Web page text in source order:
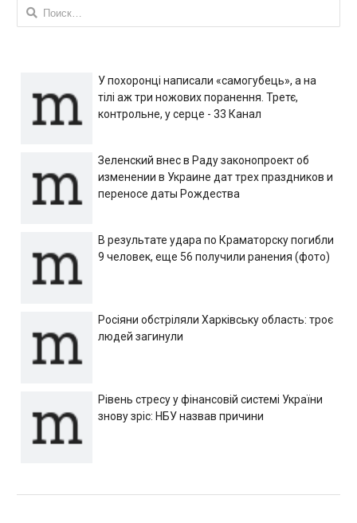
Найти:
У похоронці написали «самогубець», а на
тілі аж три ножових поранення. Третє,
контрольне, у серце - 33 Канал
Зеленский внес в Раду законопроект об
изменении в Украине дат трех праздников и
переносе даты Рождества
В результате удара по Краматорску погибли
9 человек, еще 56 получили ранения (фото)
Росіяни обстріляли Харківську область: троє
людей загинули
Рівень стресу у фінансовій системі України
знову зріс: НБУ назвав причини